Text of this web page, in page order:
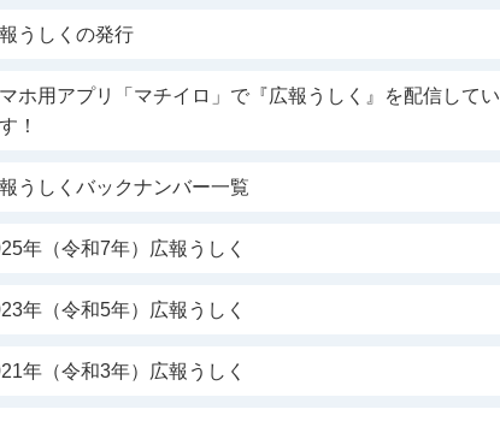
うしくの発行
ホ用アプリ「マチイロ」で『広報うしく』を配信してい
！
うしくバックナンバー一覧
年（令和7年）広報うしく
年（令和5年）広報うしく
年（令和3年）広報うしく